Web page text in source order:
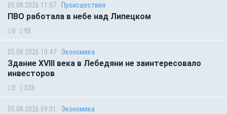
05.08.2026 11:07 Происшествия
ПВО работала в небе над Липецком
0 98
05.08.2026 10:47 Экономика
Здание XVIII века в Лебедяни не заинтересовало
инвесторов
0 328
05.08.2026 09:01 Экономика